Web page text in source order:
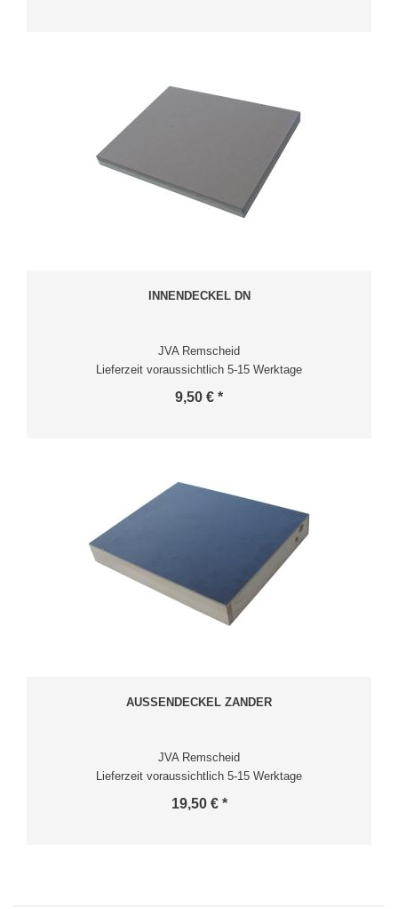
INNENDECKEL DN
JVA Remscheid
Lieferzeit voraussichtlich 5-15 Werktage
9,50 € *
AUSSENDECKEL ZANDER
JVA Remscheid
Lieferzeit voraussichtlich 5-15 Werktage
19,50 € *